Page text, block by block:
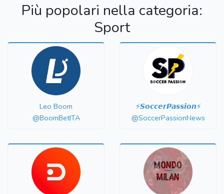
Più popolari nella categoria:
Sport
Leo Boom
@BoomBetITA
⚡️𝙎𝙤𝙘𝙘𝙚𝙧𝙋𝙖𝙨𝙨𝙞𝙤𝙣⚡️
@SoccerPassionNews